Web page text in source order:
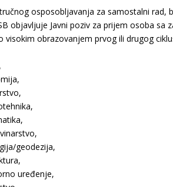
osposobljavanja za samostalni rad,
objavljuje Javni poziv za prijem osoba sa
visokim obrazovanjem prvog ili drugog
geodezija,
uređenje,